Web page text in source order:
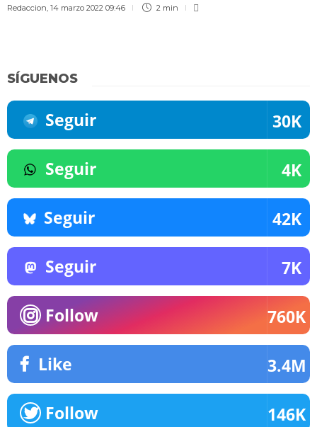
Redaccion 14 marzo 2022 09:46 2 min
SÍGUENOS
Seguir 30K
Seguir 4K
Seguir 42K
Seguir 7K
Follow 760K
Like 3.4M
Follow 146K